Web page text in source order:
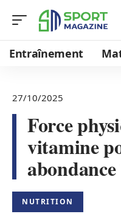
Entraînement
27/10/2025
Force
vitamine
abondance
NUTRITION